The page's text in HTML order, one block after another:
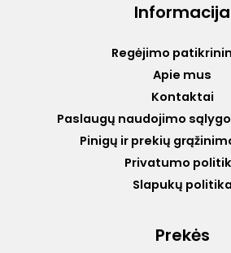
Informacija
Regėjimo
Apie mus
Kontaktai
Paslaugų naudojimo
Pinigų ir prekių
Privatumo
Slapukų politika
Prekės